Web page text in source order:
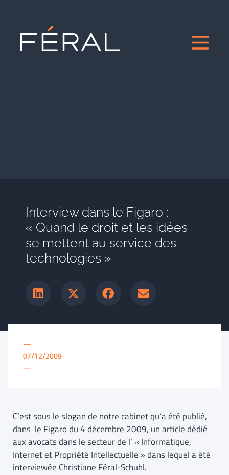
Interview dans le Figaro :
« Quand le droit et les idées
se mettent au service des
technologies »
—
07/12/2009
—
C’est sous le slogan de notre cabinet qu’a été publié,
dans le Figaro du 4 décembre 2009, un article dédié
aux avocats dans le secteur de l’ « Informatique,
Internet et Propriété Intellectuelle » dans lequel a été
interviewée Christiane Féral-Schuhl.